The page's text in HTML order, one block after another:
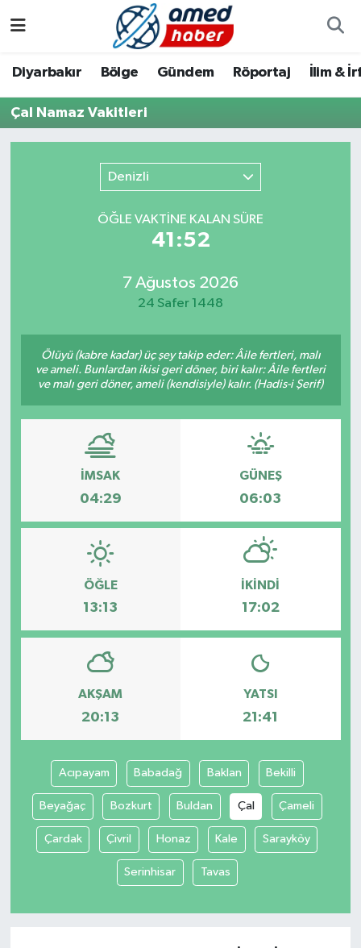
Diyarbakır Bölge Gündem Röportaj İlim &
Çal Namaz Vakitleri
Denizli
ÖĞLE VAKTİNE KALAN SÜRE
41:52
7 Ağustos 2026
24 Safer 1448
Ölüyü (kabre kadar) üç şey takip eder: Âile fertleri, malı
ve ameli. Bunlardan ikisi geri döner, biri kalır: Âile fertleri
ve malı geri döner, ameli (kendisiyle) kalır. (Hadis-i Şerif)
İMSAK
04:29
GÜNEŞ
06:03
ÖĞLE
13:13
İKINDI
17:02
AKŞAM
20:13
YATSI
21:41
Acıpayam Babadağ Baklan Bekilli
Beyağaç Bozkurt Buldan Çal Çameli
Çardak Çivril Honaz Kale Sarayköy
Serinhisar Tavas
Bölge
Röportaj
Foto Galeri
Yazarlar
Aile
Asayiş
Bilim & Teknoloji
Ekonomi
Genel
Gündem
Kültür & Sanat
Sağlık
Siyaset
Spor
Yaşam
Diyarbakır Hava Durumu
Diyarbakır Namaz Vakitleri
Diyarbakır Trafik Yoğunluk Haritası
Süper Lig Puan Durumu ve Fikstür
Son Dakika Haberleri
Haber Arşivi